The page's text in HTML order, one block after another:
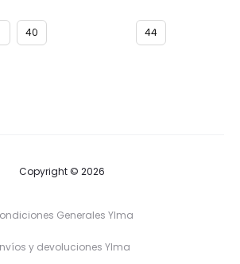
40 44
Copyright © 2026
Generales Ylma
y devoluciones Ylma